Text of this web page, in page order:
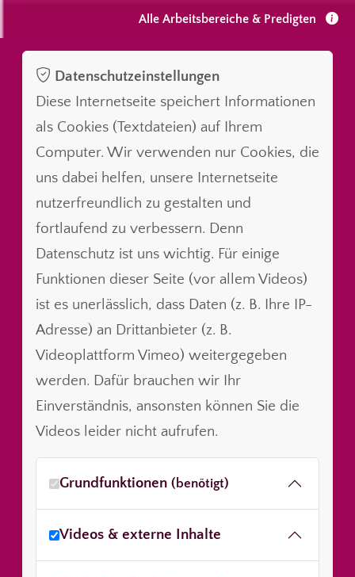
Alle Arbeitsbereiche & Predigten
Datenschutzeinstellungen
Diese Internetseite speichert Informationen
als Cookies (Textdateien) auf Ihrem
Computer. Wir verwenden nur Cookies, die
uns dabei helfen, unsere Internetseite
nutzerfreundlich zu gestalten und
fortlaufend zu verbessern. Denn
Datenschutz ist uns wichtig. Für einige
Funktionen dieser Seite (vor allem Videos)
ist es unerlässlich, dass Daten (z. B. Ihre IP-
Adresse) an Drittanbieter (z. B.
Videoplattform Vimeo) weitergegeben
werden. Dafür brauchen wir Ihr
Einverständnis, ansonsten können Sie die
Videos leider nicht aufrufen.
Grundfunktionen (benötigt)
Videos & externe Inhalte